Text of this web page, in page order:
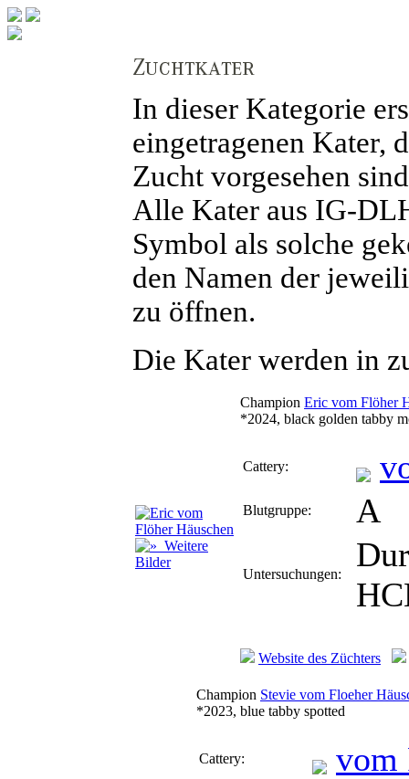
In dieser Kategorie
eingetragenen Kater,
Zucht vorgesehen
Alle Kater aus IG-
Symbol als solche
den Namen der
zu öffnen.
Die Kater werden in
Weitere
Bilder
Champion Eric vom Flöher
*2024, black golden tabby
Cattery:
Blutgruppe: A
Untersuchungen:
Website des Züchters
Champion Stevie vom Floeher
*2023, blue tabby spotted
Cattery: vom